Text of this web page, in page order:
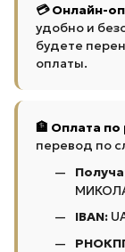
💳 Онлайн-
удобно и
будете
оплаты.
🏦 Оплата
перевод по
IBAN: